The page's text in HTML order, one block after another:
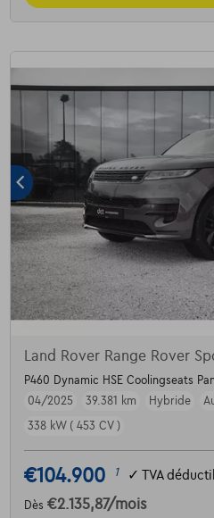
Land Rover Range Rover
P460 Dynamic HSE Coolingseats
04/2025
39.381 km Hybride
338 kW ( 453 CV )
€104.900 1 ✓ TVA
Dès €2.135,87/mois